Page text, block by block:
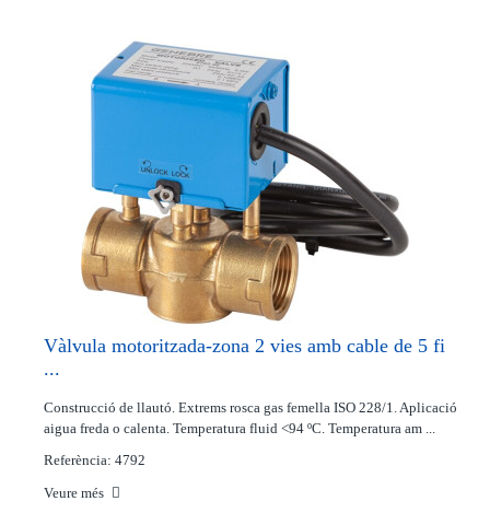
Vàlvula motoritzada-zona 2 vies amb cable de 5 fi
...
Construcció de llautó. Extrems rosca gas femella ISO 228/1. Aplicació
aigua freda o calenta. Temperatura fluid <94 ºC. Temperatura am ...
Referència: 4792
Veure més